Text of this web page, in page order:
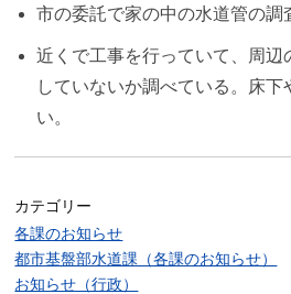
市の委託で家の中の水道管の調
近くで工事を行っていて、周辺
していないか調べている。床下
い。
カテゴリー
各課のお知らせ
都市基盤部水道課（各課のお知らせ）
お知らせ（行政）